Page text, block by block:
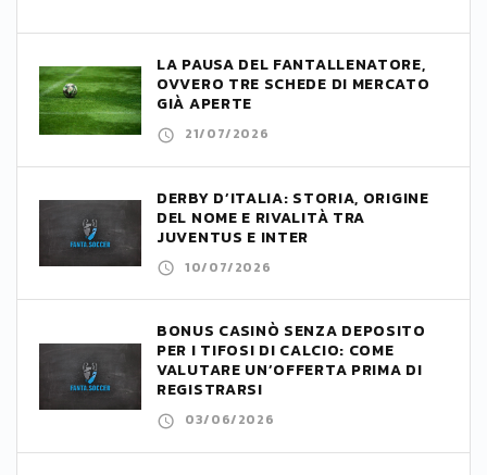
LA PAUSA DEL FANTALLENATORE,
OVVERO TRE SCHEDE DI MERCATO
GIÀ APERTE
21/07/2026
DERBY D’ITALIA: STORIA, ORIGINE
DEL NOME E RIVALITÀ TRA
JUVENTUS E INTER
10/07/2026
BONUS CASINÒ SENZA DEPOSITO
PER I TIFOSI DI CALCIO: COME
VALUTARE UN’OFFERTA PRIMA DI
REGISTRARSI
03/06/2026